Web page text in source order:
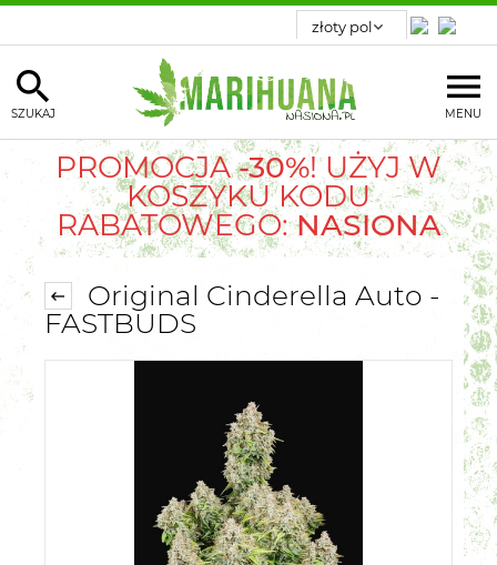
MENU
SZUKAJ
PROMOCJA-30%! UŻYJ W
KOSZYKU KODU
RABATOWEGO:NASIONA
Original Cinderella Auto -
FASTBUDS